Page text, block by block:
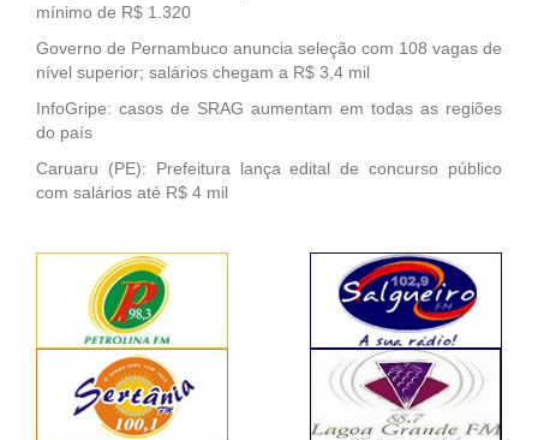
mínimo de R$ 1.320
Governo de Pernambuco anuncia seleção com 108 vagas de
nível superior; salários chegam a R$ 3,4 mil
InfoGripe: casos de SRAG aumentam em todas as regiões
do país
Caruaru (PE): Prefeitura lança edital de concurso público
com salários até R$ 4 mil